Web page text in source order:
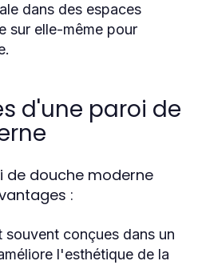
dans des espaces
sur elle-même pour
d'une paroi de
de douche moderne
:
souvent conçues dans un
l'esthétique de la